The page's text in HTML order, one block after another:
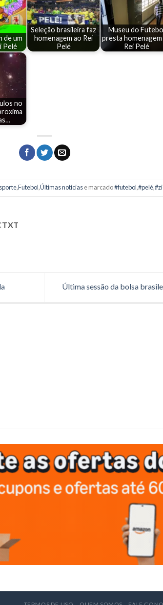
de um
Pelé
Seleção brasileira faz
homenagem ao Rei
Pelé
Museu do
presta homenagem
Rei Pelé
no
,Futebol,Últimas notíciase marcado#futebol,#pelé,
Última sessão da bolsa